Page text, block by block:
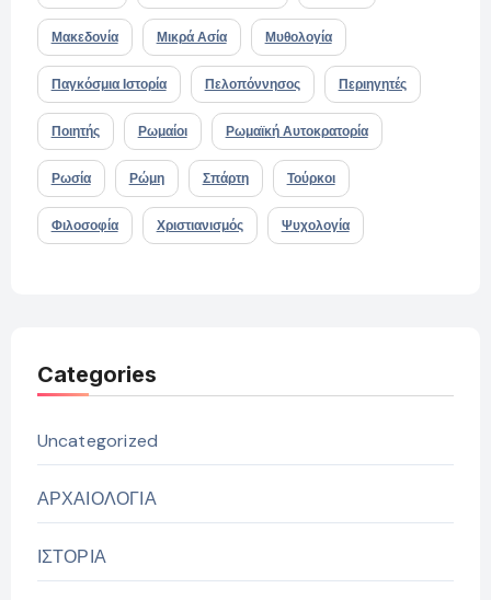
Μακεδονία Μικρά Ασία Μυθολογία
Παγκόσμια Ιστορία Πελοπόννησος Περιηγητές
Ποιητής Ρωμαίοι Ρωμαϊκή Αυτοκρατορία
Ρωσία Ρώμη Σπάρτη Τούρκοι
Φιλοσοφία Χριστιανισμός Ψυχολογία
Categories
Uncategorized
ΑΡΧΑΙΟΛΟΓΙΑ
ΙΣΤΟΡΙΑ